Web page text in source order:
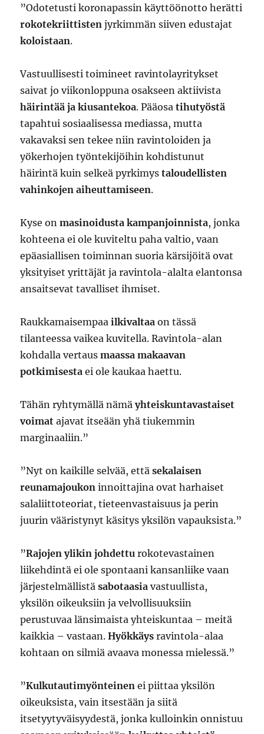
”Odotetusti koronapassin käyttöönotto herätti
rokotekriittisten jyrkimmän siiven edustajat
koloistaan.
Vastuullisesti toimineet ravintolayritykset
saivat jo viikonloppuna osakseen aktiivista
häirintää ja kiusantekoa. Pääosatihutyöstä
tapahtui sosiaalisessa mediassa, mutta
vakavaksi sen tekee niin ravintoloiden ja
yökerhojen työntekijöihin kohdistunut
häirintä kuin selkeä pyrkimystaloudellisten
vahinkojen aiheuttamiseen.
Kyse onmasinoidusta kampanjoinnista, jonka
kohteena ei ole kuviteltu paha valtio, vaan
epäasiallisen toiminnan suoria kärsijöitä ovat
yksityiset yrittäjät ja ravintola-alalta elantonsa
ansaitsevat tavalliset ihmiset.
Raukkamaisempaailkivaltaa on tässä
tilanteessa vaikea kuvitella. Ravintola-alan
kohdalla vertausmaassa makaavan
potkimisesta ei ole kaukaa haettu.
Tähän ryhtymällä nämäyhteiskuntavastaiset
voimat ajavat itseään yhä tiukemmin
marginaaliin.”
”Nyt on kaikille selvää, ettäsekalaisen
reunamajoukoninnoittajina ovat harhaiset
salaliittoteoriat, tieteenvastaisuus ja perin
juurin vääristynyt käsitys yksilön vapauksista.”
”Rajojen ylikin johdettu rokotevastainen
liikehdintä ei ole spontaani kansanliike vaan
järjestelmällistäsabotaasia vastuullista,
yksilön oikeuksiin ja velvollisuuksiin
perustuvaa länsimaista yhteiskuntaa – meitä
kaikkia – vastaan.Hyökkäys ravintola-alaa
kohtaan on silmiä avaava monessa mielessä.”
”Kulkutautimyönteinen ei piittaa yksilön
oikeuksista, vain itsestään ja siitä
itsetyytyväisyydestä, jonka kulloinkin onnistuu